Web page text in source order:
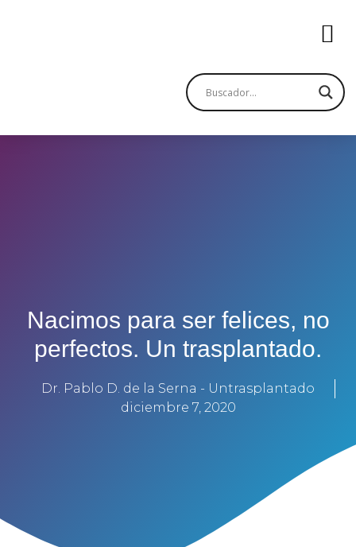
Nacimos para ser felices, no
perfectos. Un trasplantado.
Dr. Pablo D. de la Serna - Untrasplantado
diciembre 7, 2020